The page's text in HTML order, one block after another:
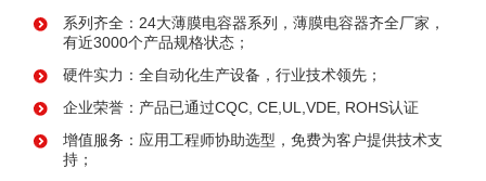
系列齐全：24大薄膜电容器系列，薄膜电容器齐全厂家，
有近3000个产品规格状态；
硬件实力：全自动化生产设备，行业技术领先；
企业荣誉：产品已通过CQC, CE,UL,VDE, ROHS认证
增值服务：应用工程师协助选型，免费为客户提供技术支
持；